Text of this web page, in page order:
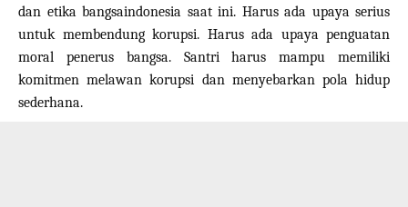
dan etika bangsaindonesia saat ini. Harus ada upaya serius
untuk membendung korupsi. Harus ada upaya penguatan
moral penerus bangsa. Santri harus mampu memiliki
komitmen melawan korupsi dan menyebarkan pola hidup
sederhana.